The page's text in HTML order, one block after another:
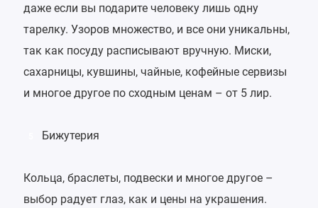
даже если вы подарите человеку лишь одну
тарелку. Узоров множество, и все они уникальны,
так как посуду расписывают вручную. Миски,
сахарницы, кувшины, чайные, кофейные сервизы
и многое другое по сходным ценам – от 5 лир.
Бижутерия
Кольца, браслеты, подвески и многое другое –
выбор радует глаз, как и цены на украшения.